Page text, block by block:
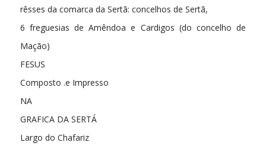
rêsses da comarca da Sertã: concelhos de Sertã,
6 freguesias de Amêndoa e Cardigos (do concelho de
Mação)
FESUS
Composto .e Impresso
NA
GRAFICA DA SERTÁ
Largo do Chafariz